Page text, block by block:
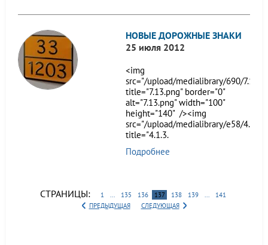
НОВЫЕ ДОРОЖНЫЕ ЗНАКИ
25 июля 2012
<img
src="/upload/medialibrary/690/
title="7.13.png" border="0"
alt="7.13.png" width="100"
height="140" /><img
src="/upload/medialibrary/e58/
title="4.1.3.
Подробнее
СТРАНИЦЫ: 1 ... 135 136 137 138 139 ...
141
ПРЕДЫДУЩАЯ
СЛЕДУЮЩАЯ